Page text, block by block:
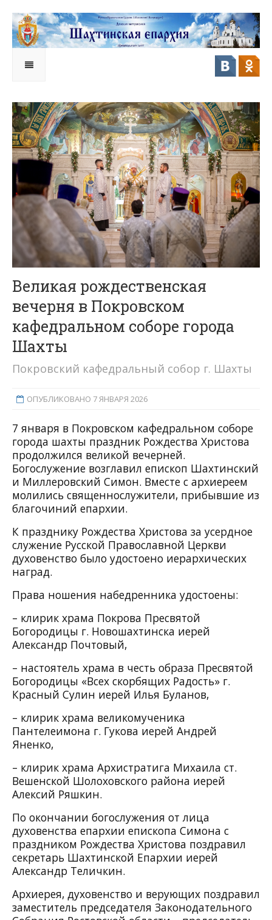
Великая рождественская
вечерня в Покровском
кафедральном соборе города
Шахты
Покровский кафедральный собор г. Шахты
ОПУБЛИКОВАНО 7 ЯНВАРЯ 2026
7 января в Покровском кафедральном соборе
города шахты праздник Рождества Христова
продолжился великой вечерней.
Богослужение возглавил епископ Шахтинский
и Миллеровский Симон. Вместе с архиереем
молились священнослужители, прибывшие из
благочиний епархии.
К празднику Рождества Христова за усердное
служение Русской Православной Церкви
духовенство было удостоено иерархических
наград.
Права ношения набедренника удостоены:
– клирик храма Покрова Пресвятой
Богородицы г. Новошахтинска иерей
Александр Почтовый,
– настоятель храма в честь образа Пресвятой
Богородицы «Всех скорбящих Радость» г.
Красный Сулин иерей Илья Буланов,
– клирик храма великомученика
Пантелеимона г. Гукова иерей Андрей
Яненко,
– клирик храма Архистратига Михаила ст.
Вешенской Шолоховского района иерей
Алексий Ряшкин.
По окончании богослужения от лица
духовенства епархии епископа Симона с
праздником Рождества Христова поздравил
секретарь Шахтинской Епархии иерей
Александр Теличкин.
Архиерея, духовенство и верующих поздравил
заместитель председателя Законодательного